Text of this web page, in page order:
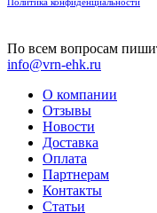
По всем вопросам
info@vrn-ehk.ru
О компании
Отзывы
Новости
Доставка
Оплата
Партнерам
Контакты
Статьи